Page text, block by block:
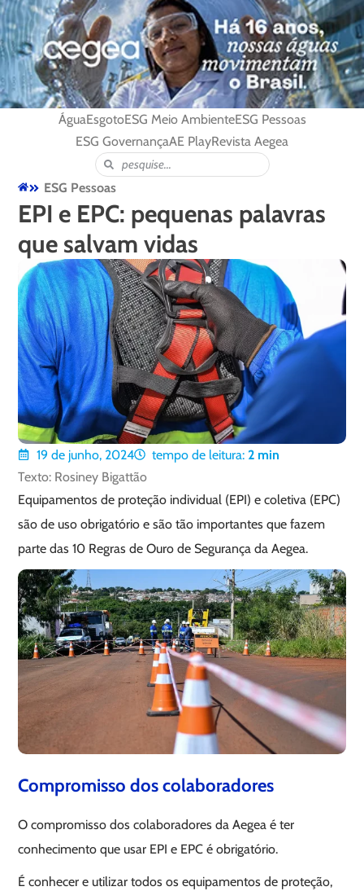
ÁguaEsgotoESG Meio AmbienteESG Pessoas
ESG GovernançaAE PlayRevista Aegea
ESG Pessoas
EPI e EPC: pequenas palavras
que salvam vidas
19 de junho, 2024 tempo de leitura: 2 min
Texto: Rosiney Bigattão
Equipamentos de proteção individual (EPI) e coletiva (EPC)
são de uso obrigatório e são tão importantes que fazem
parte das 10 Regras de Ouro de Segurança da Aegea.
Compromisso dos colaboradores
O compromisso dos colaboradores da Aegea é ter
conhecimento que usar EPI e EPC é obrigatório.
É conhecer e utilizar todos os equipamentos de proteção,